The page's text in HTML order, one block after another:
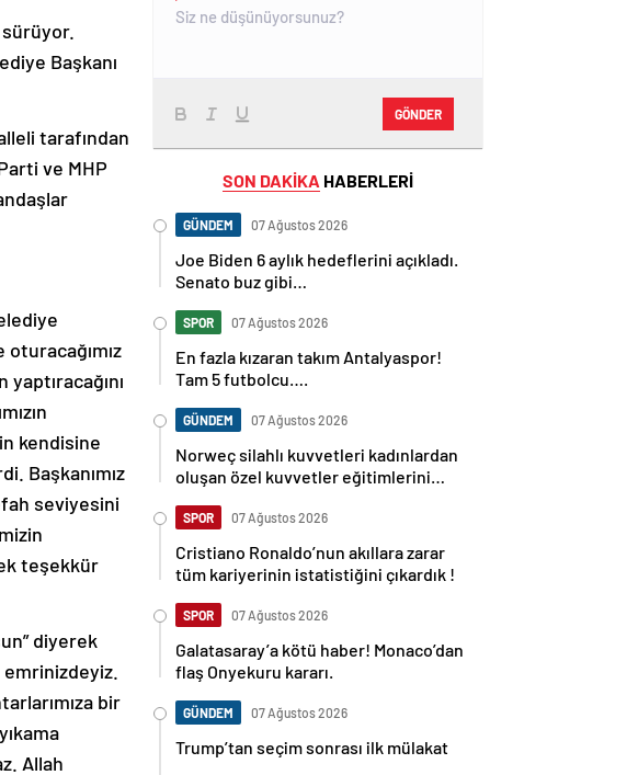
sürüyor.
Başkanı
tarafından
ve MHP
kendisine
Başkanımız
seviyesini
teşekkür
diyerek
bir
Allah
GÖNDER
SON DAKİKA HABERLERİ
GÜNDEM 07 Ağustos 2026
Joe Biden 6 aylık hedeflerini açıkladı.
Senato buz gibi…
SPOR 07 Ağustos 2026
En fazla kızaran takım Antalyaspor!
Tam 5 futbolcu….
GÜNDEM 07 Ağustos 2026
Norweç silahlı kuvvetleri kadınlardan
oluşan özel kuvvetler eğitimlerini
SPOR 07 Ağustos 2026
Cristiano Ronaldo’nun akıllara zarar
tüm kariyerinin istatistiğini çıkardık !
SPOR 07 Ağustos 2026
Galatasaray’a kötü haber! Monaco’dan
flaş Onyekuru kararı.
GÜNDEM 07 Ağustos 2026
Trump’tan seçim sonrası ilk mülakat